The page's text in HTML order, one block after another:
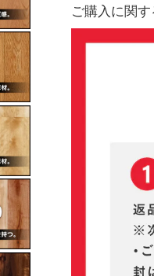
ご購入に関